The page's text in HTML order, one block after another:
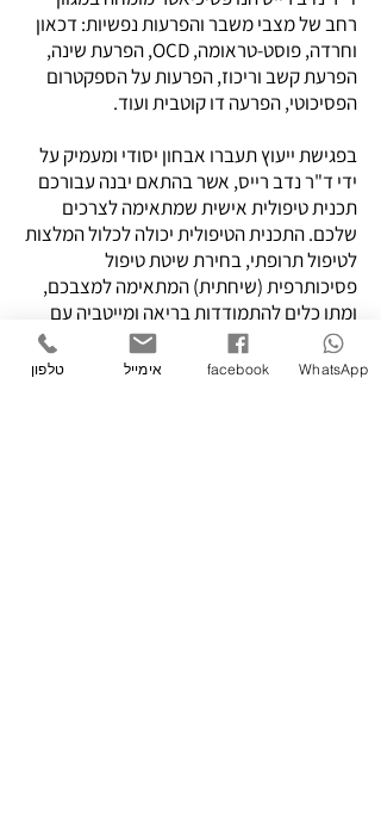
רחב של מצבי משבר והפרעות נפשיות: דכאון
וחרדה, פוסט-טראומה, OCD, הפרעת שינה,
הפרעת קשב וריכוז, הפרעות על הספקטרום
הפסיכוטי, הפרעה דו קוטבית ועוד.
בפגישת ייעוץ תעברו אבחון יסודי ומעמיק על
ידי ד"ר נדב רייס, אשר בהתאם יבנה עבורכם
תכנית טיפולית אישית שמתאימה לצרכים
שלכם. התכנית הטיפולית יכולה לכלול המלצות
לטיפול תרופתי, בחירת שיטת טיפול
פסיכותרפית (שיחתית) המתאימה למצבכם,
ומתן כלים להתמודדות בריאה ומייטביה עם
התסמינים השונים.
טלפון אימייל facebook WhatsApp